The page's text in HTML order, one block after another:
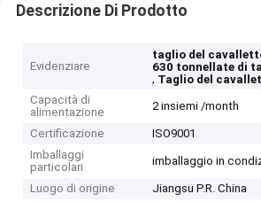
Descrizione Di Prodotto
Evidenziare
taglio del
630 tonnellate di
, Taglio del
Capacità di
alimentazione
2 insiemi /month
Certificazione
ISO9001
Imballaggi
particolari
imballaggio in
Luogo di origine
Jiangsu P.R. China